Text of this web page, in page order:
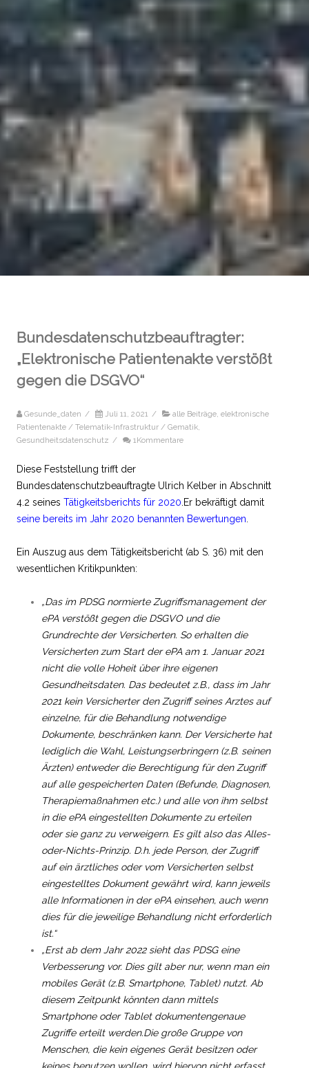
Bundesdatenschutzbeauftragter:
„Elektronische Patientenakte verstößt
gegen die DSGVO“
Gesunde_daten / Juli 11, 2021 / alle Beiträge, elektronische
Patientenakte / Telematik-Infrastruktur / Gematik,
Gesundheitsdatenschutz / 1Kommentare
Diese Feststellung trifft der
Bundesdatenschutzbeauftragte Ulrich Kelber in Abschnitt
4.2 seines Tätigkeitsberichts für 2020 .Er bekräftigt damit
seine bereits im Jahr 2020 benannten Bewertungen
Ein Auszug aus dem Tätigkeitsbericht (ab S. 36) mit den
wesentlichen Kritikpunkten:
„Das im PDSG normierte Zugriffsmanagement der
ePA verstößt gegen die DSGVO und die
Grundrechte der Versicherten. So erhalten die
Versicherten zum Start der ePA am 1. Januar 2021
nicht die volle Hoheit über ihre eigenen
Gesundheitsdaten. Das bedeutet z.B., dass im Jahr
2021 kein Versicherter den Zugriff seines Arztes auf
einzelne, für die Behandlung notwendige
Dokumente, beschränken kann. Der Versicherte hat
lediglich die Wahl, Leistungserbringern (z.B. seinen
Ärzten) entweder die Berechtigung für den Zugriff
auf alle gespeicherten Daten (Befunde, Diagnosen,
Therapiemaßnahmen etc.) und alle von ihm selbst
in die ePA eingestellten Dokumente zu erteilen
oder sie ganz zu verweigern. Es gilt also das Alles-
oder-Nichts-Prinzip. D.h. jede Person, der Zugriff
auf ein ärztliches oder vom Versicherten selbst
eingestelltes Dokument gewährt wird, kann jeweils
alle Informationen in der ePA einsehen, auch wenn
dies für die jeweilige Behandlung nicht erforderlich
ist.“
„Erst ab dem Jahr 2022 sieht das PDSG eine
Verbesserung vor. Dies gilt aber nur, wenn man ein
mobiles Gerät (z.B. Smartphone, Tablet) nutzt. Ab
diesem Zeitpunkt könnten dann mittels
Smartphone oder Tablet dokumentengenaue
Zugriffe erteilt werden.Die große Gruppe von
Menschen, die kein eigenes Gerät besitzen oder